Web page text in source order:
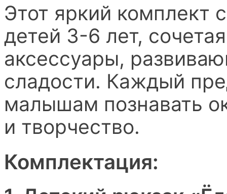
Этот яркий комплект
детей 3-6 лет,
аксессуары,
сладости. Каждый
малышам познавать
и творчество.
Комплектация: